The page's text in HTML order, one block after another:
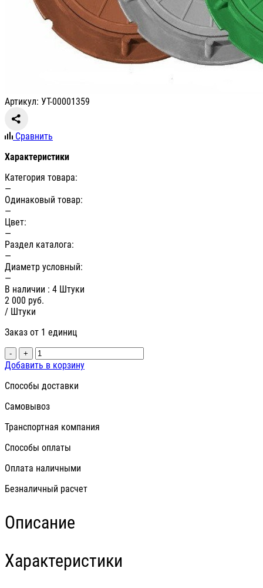
Артикул: УТ-00001359
Сравнить
Характеристики
Категория товара:
—
Одинаковый товар:
—
Цвет:
—
Раздел каталога:
—
Диаметр условный:
—
В наличии : 4 Штуки
2 000 руб.
/ Штуки
Заказ от 1 единиц
- +
Добавить в корзину
Способы доставки
Самовывоз
Транспортная компания
Способы оплаты
Оплата наличными
Безналичный расчет
Описание
Характеристики